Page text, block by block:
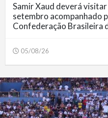
Samir Xaud deverá
setembro acompanhado
Confederação Brasileira
05/08/26